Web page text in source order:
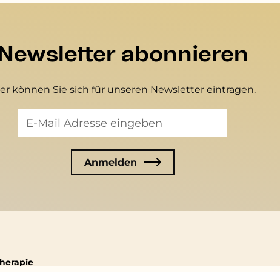
Newsletter abonnieren
können Sie sich für unseren Newsletter eintragen.